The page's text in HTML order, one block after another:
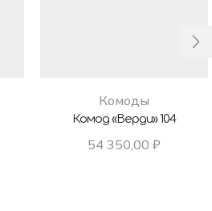
Комоды
Комод «Верди» 104
54 350,00 ₽